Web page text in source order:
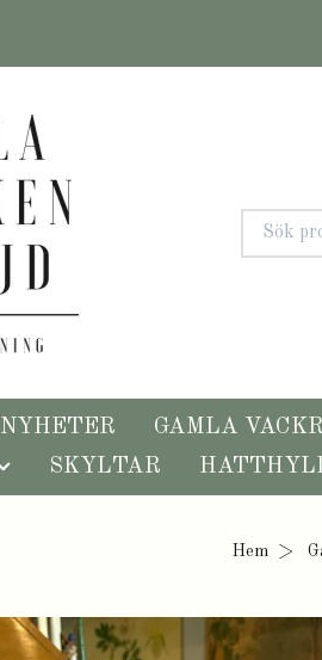
NYHETER GAMLA
SKYLTAR
Hem